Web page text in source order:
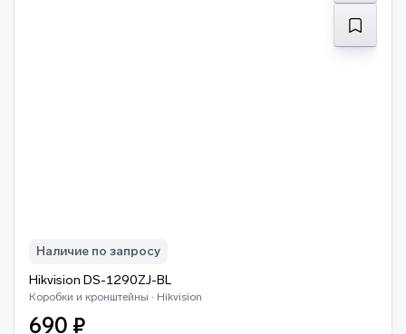
Наличие по запросу
Hikvision DS-1290ZJ-BL
Коробки и кронштейны · Hikvision
690 ₽